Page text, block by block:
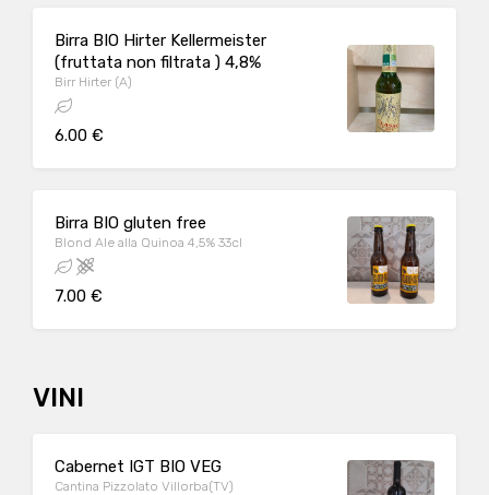
Birra BIO Hirter Kellermeister
(fruttata non filtrata ) 4,8%
Birr Hirter (A)
6.00 €
Birra BIO gluten free
Blond Ale alla Quinoa 4,5% 33cl
7.00 €
VINI
Cabernet IGT BIO VEG
Cantina Pizzolato Villorba(TV)